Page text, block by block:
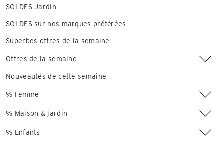
SOLDES Jardin
SOLDES sur nos marques préférées
Superbes offres de la semaine
Offres de la semaine
Nouveautés de cette semaine
% Femme
% Maison & jardin
% Enfants